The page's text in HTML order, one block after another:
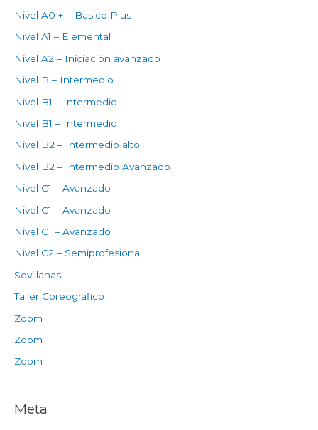
Nivel A0 + – Basico Plus
Nivel A1 – Elemental
Nivel A2 – Iniciación avanzado
Nivel B – Intermedio
Nivel B1 – Intermedio
Nivel B1 – Intermedio
Nivel B2 – Intermedio alto
Nivel B2 – Intermedio Avanzado
Nivel C1 – Avanzado
Nivel C1 – Avanzado
Nivel C1 – Avanzado
Nivel C2 – Semiprofesional
Sevillanas
Taller Coreográfico
Zoom
Zoom
Zoom
Meta